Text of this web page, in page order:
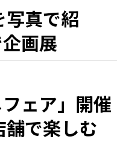
真で紹
画展
ェア」開催
で楽しむ